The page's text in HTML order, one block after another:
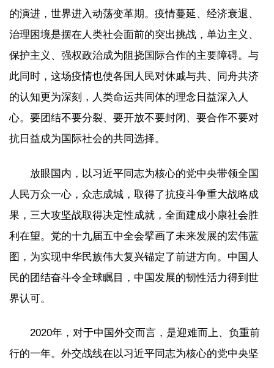
的演进，世界进入动荡变革期。疫情蔓延、经济衰退、
治理困境是摆在人类社会面前的突出挑战，单边主义、
保护主义、强权政治成为阻挠国际合作的主要障碍。与
此同时，这场疫情也使各国人民对休戚与共、同舟共济
的认知更为深刻，人类命运共同体的理念日益深入人
心。要团结不要分裂、要开放不要封闭、要合作不要对
抗日益成为国际社会的共同选择。
放眼国内，以习近平同志为核心的党中央带领全国
人民万众一心，众志成城，取得了抗疫斗争重大战略成
果，三大攻坚战取得决定性成就，全面建成小康社会胜
利在望。党的十九届五中全会擘画了未来发展的宏伟蓝
图，为实现中华民族伟大复兴锚定了前进方向。中国人
民的团结奋斗令全球瞩目，中国发展的韧性活力得到世
界认可。
2020年，对于中国外交而言，是迎难而上、负重前
行的一年。外交战线在以习近平同志为核心的党中央坚